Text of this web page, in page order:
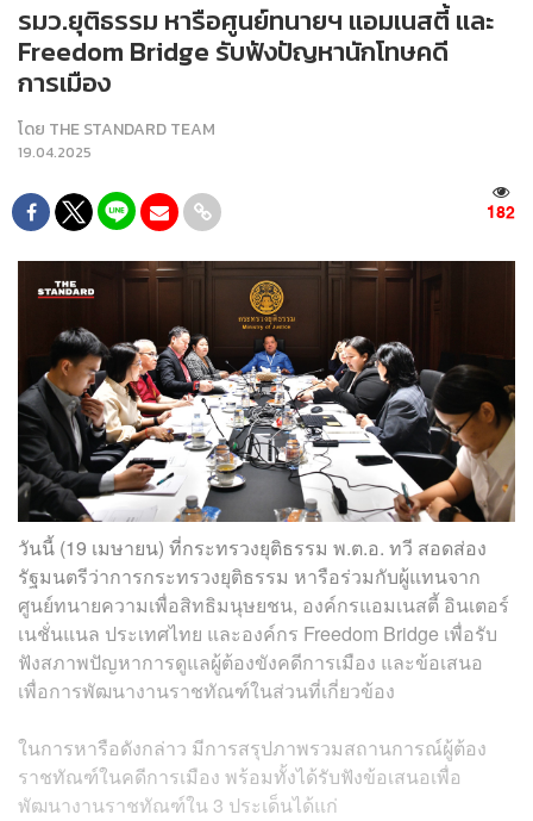
รมว.ยุติธรรม หารือศูนย์ทนายฯ แอมเนสตี้ และ
Freedom Bridge รับฟังปัญหานักโทษคดี
การเมือง
โดย THE STANDARD TEAM
19.04.2025
182
วันนี้ (19 เมษายน) ที่กระทรวงยุติธรรม พ.ต.อ. ทวี สอดส่อง
รัฐมนตรีว่าการกระทรวงยุติธรรม หารือร่วมกับผู้แทนจาก
ศูนย์ทนายความเพื่อสิทธิมนุษยชน, องค์กรแอมเนสตี้ อินเตอร์
เนชั่นแนล ประเทศไทย และองค์กร Freedom Bridge เพื่อรับ
ฟังสภาพปัญหาการดูแลผู้ต้องขังคดีการเมือง และข้อเสนอ
เพื่อการพัฒนางานราชทัณฑ์ในส่วนที่เกี่ยวข้อง
ในการหารือดังกล่าว มีการสรุปภาพรวมสถานการณ์ผู้ต้อง
ราชทัณฑ์ในคดีการเมือง พร้อมทั้งได้รับฟังข้อเสนอเพื่อ
พัฒนางานราชทัณฑ์ใน 3 ประเด็นได้แก่